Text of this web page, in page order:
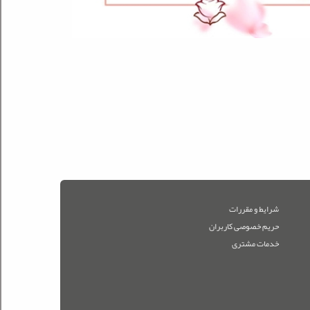
شرایط و مقررات
حریم خصوصی کاربران
خدمات مشتری